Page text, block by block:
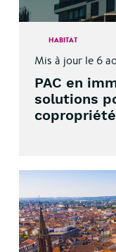
HABITAT
Mis à jour le 6
PAC en
solutions